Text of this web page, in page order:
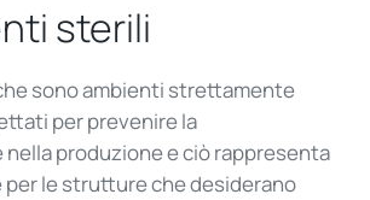
sterili
sono ambienti strettamente
per prevenire la
produzione e ciò rappresenta
per le strutture che desiderano